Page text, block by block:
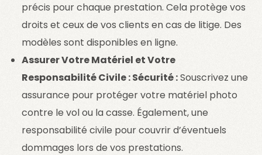
précis pour chaque prestation. Cela protège vos
droits et ceux de vos clients en cas de litige. Des
modèles sont disponibles en ligne.
Assurer Votre Matériel et Votre
Responsabilité Civile : Sécurité :Souscrivez une
assurance pour protéger votre matériel photo
contre le vol ou la casse. Également, une
responsabilité civile pour couvrir d’éventuels
dommages lors de vos prestations.